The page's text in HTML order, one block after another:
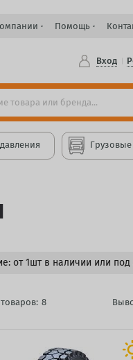
Помощь
Вход
от 1шт в наличии или под
товаров: 8